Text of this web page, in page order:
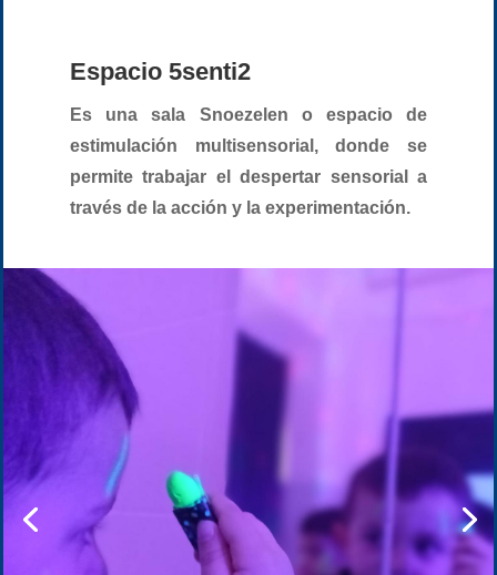
Espacio 5senti2
Es una sala Snoezelen o espacio de
estimulación multisensorial, donde se
permite trabajar el despertar sensorial a
través de la acción y la experimentación.